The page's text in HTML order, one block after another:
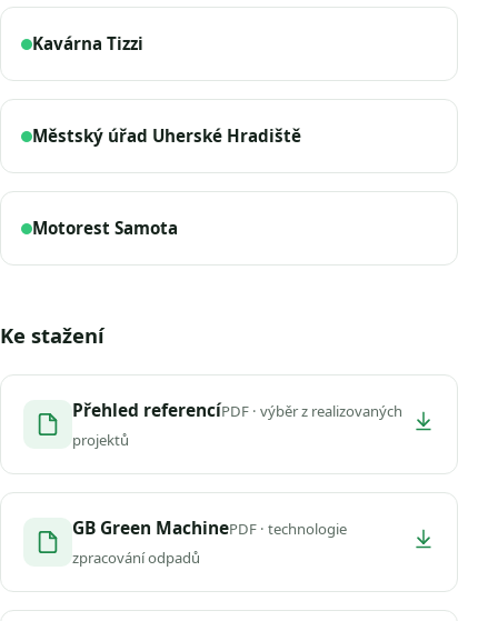
Kavárna Tizzi
Městský úřad Uherské Hradiště
Motorest Samota
Ke stažení
Přehled referencíPDF · výběr z realizovaných
projektů
GB Green MachinePDF · technologie
zpracování odpadů